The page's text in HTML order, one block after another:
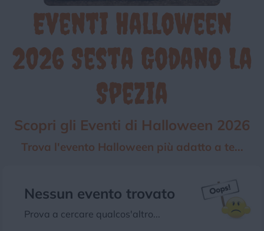
Chi siamo Privacy e Cookie Login
Eventi Halloween
2026 Sesta Godano La
Spezia
Scopri gli Eventi di Halloween 2026
Trova l'evento Halloween più adatto a te...
Nessun evento trovato
Prova a cercare qualcos'altro...